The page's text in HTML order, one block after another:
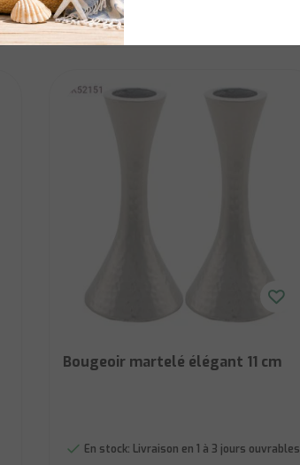
€3,15
Bougeoir martelé élégant 11 cm
En stock: Livraison en 1 à 3 jours ouvrables